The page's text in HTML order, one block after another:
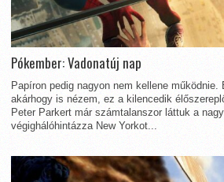
Pókember: Vadonatúj nap
Papíron pedig nagyon nem kellene
akárhogy is nézem, ez a kilencedik
Peter Parkert már számtalanszor láttuk a
végighálóhintázza New Yorkot...